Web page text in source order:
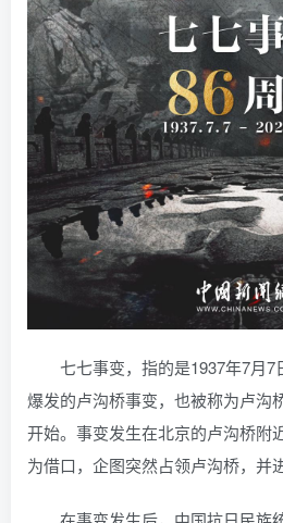
七七事变，指的是1937年7月
爆发的卢沟桥事变，也被称为卢沟
开始。事变发生在北京的卢沟桥附
为借口，企图突然占领卢沟桥，并